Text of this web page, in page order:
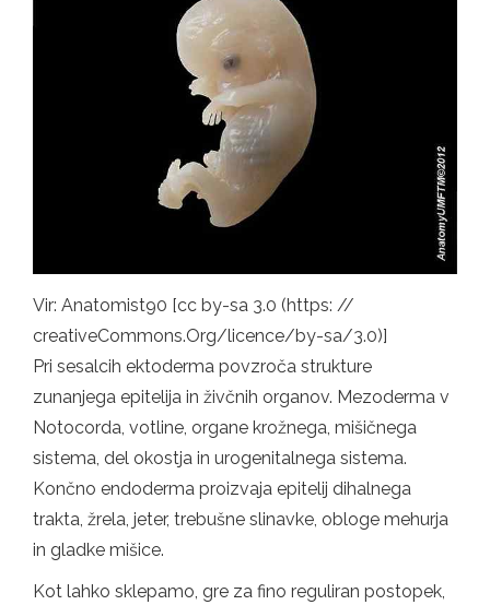
Vir: Anatomist90 [cc by-sa 3.0 (https: //
creativeCommons.Org/licence/by-sa/3.0)]
Pri sesalcih ektoderma povzroča strukture
zunanjega epitelija in živčnih organov. Mezoderma v
Notocorda, votline, organe krožnega, mišičnega
sistema, del okostja in urogenitalnega sistema.
Končno endoderma proizvaja epitelij dihalnega
trakta, žrela, jeter, trebušne slinavke, obloge mehurja
in gladke mišice.
Kot lahko sklepamo, gre za fino reguliran postopek,